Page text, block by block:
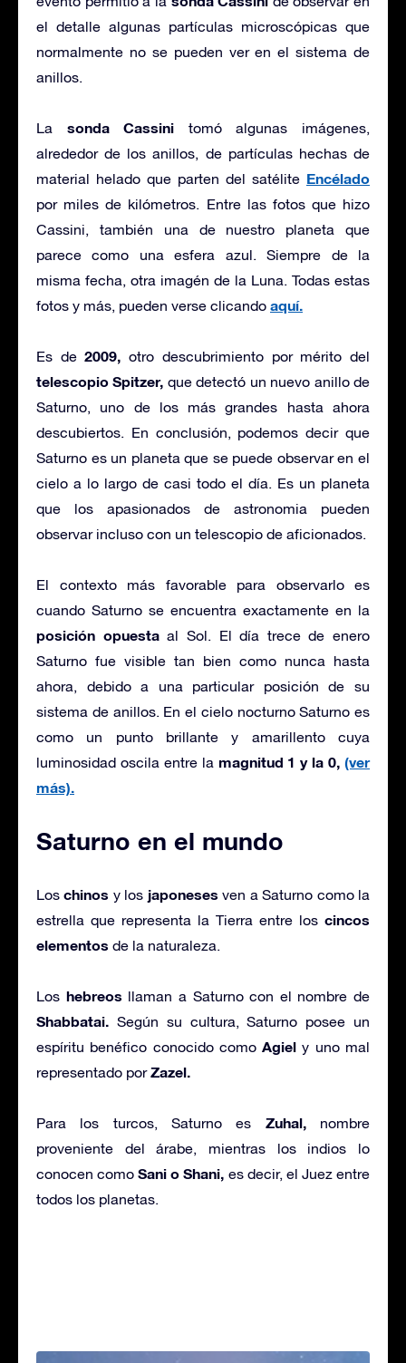
el detalle algunas partículas microscópicas que
normalmente no se pueden ver en el sistema de
anillos.
La sonda Cassini tomó algunas imágenes,
alrededor de los anillos, de partículas hechas de
material helado que parten del satélite Encélado
por miles de kilómetros. Entre las fotos que hizo
Cassini, también una de nuestro planeta que
parece como una esfera azul. Siempre de la
misma fecha, otra imagén de la Luna. Todas estas
fotos y más, pueden verse clicando aquí.
Es de2009, otro descubrimiento por mérito del
telescopio Spitzer, que detectó un nuevo anillo de
Saturno, uno de los más grandes hasta ahora
descubiertos. En conclusión, podemos decir que
Saturno es un planeta que se puede observar en el
cielo a lo largo de casi todo el día. Es un planeta
que los apasionados de astronomia pueden
observar incluso con un telescopio de aficionados.
El contexto más favorable para observarlo es
cuando Saturno se encuentra exactamente en la
posición opuestaal Sol. El día trece de enero
Saturno fue visible tan bien como nunca hasta
ahora, debido a una particular posición de su
sistema de anillos. En el cielo nocturno Saturno es
como un punto brillante y amarillento cuya
luminosidad oscila entre la magnitud 1 y la 0,(ver
más).
Saturno en el mundo
Loschinos y los japoneses ven a Saturno como la
estrella que representa la Tierra entre los cincos
elementos de la naturaleza.
Los hebreos llaman a Saturno con el nombre de
Shabbatai. Según su cultura, Saturno posee un
espíritu benéfico conocido comoAgiel y uno mal
representado porZazel.
Para los turcos, Saturno es Zuhal,nombre
proveniente del árabe, mientras los indios lo
conocen comoSani o Shani, es decir, el Juez entre
todos los planetas.